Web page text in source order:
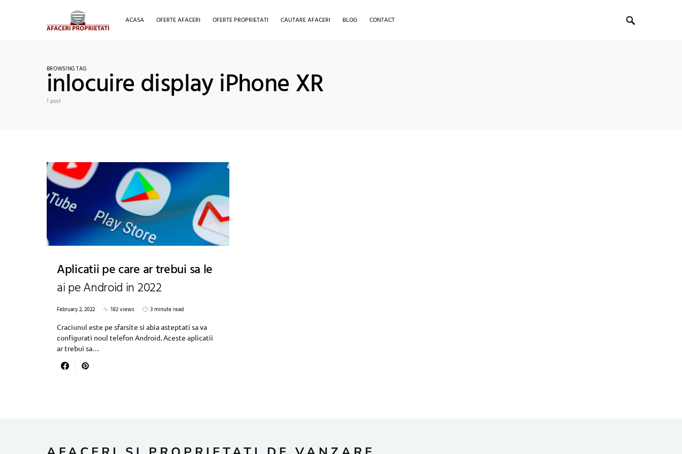
ACASA OFERTE AFACERI OFERTE PROPRIETATI CAUTARE AFACERI BLOG CONTACT
BROWSING TAG
inlocuire display iPhone XR
1 post
Aplicatii pe care ar trebui sa le
ai pe Android in 2022
February 2, 2022 182 views
3 minute read
Craciunul este pe sfarsite si abia asteptati sa va
configurati noul telefon Android. Aceste aplicatii
ar trebui sa…